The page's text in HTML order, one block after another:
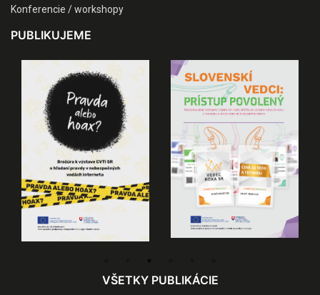
Konferencie / workshopy
PUBLIKUJEME
VŠETKY PUBLIKÁCIE